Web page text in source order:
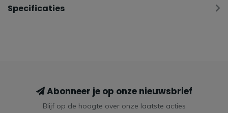
Specificaties
Abonneer je op onze nieuwsbrief
Blijf op de hoogte over onze laatste acties